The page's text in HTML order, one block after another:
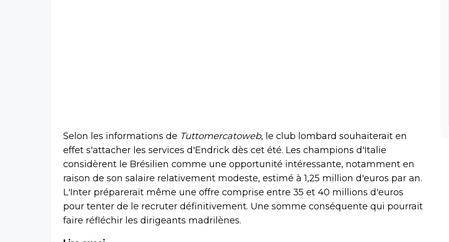
Selon les informations de Tuttomercatoweb, le club lombard souhaiterait en
effet s'attacher les services d'Endrick dès cet été. Les champions d'Italie
considèrent le Brésilien comme une opportunité intéressante, notamment en
raison de son salaire relativement modeste, estimé à 1,25 million d'euros par an.
L'Inter préparerait même une offre comprise entre 35 et 40 millions d'euros
pour tenter de le recruter définitivement. Une somme conséquente qui pourrait
faire réfléchir les dirigeants madrilènes.